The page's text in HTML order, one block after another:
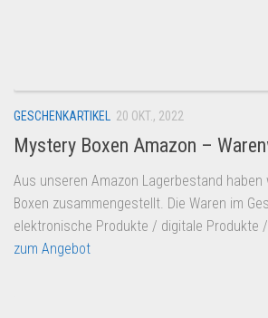
GESCHENKARTIKEL 20 OKT., 2022
Mystery Boxen Amazon –
Aus unseren Amazon Lagerbestand haben
Boxen zusammengestellt. Die Waren im
elektronische Produkte / digitale Produkte
zum Angebot